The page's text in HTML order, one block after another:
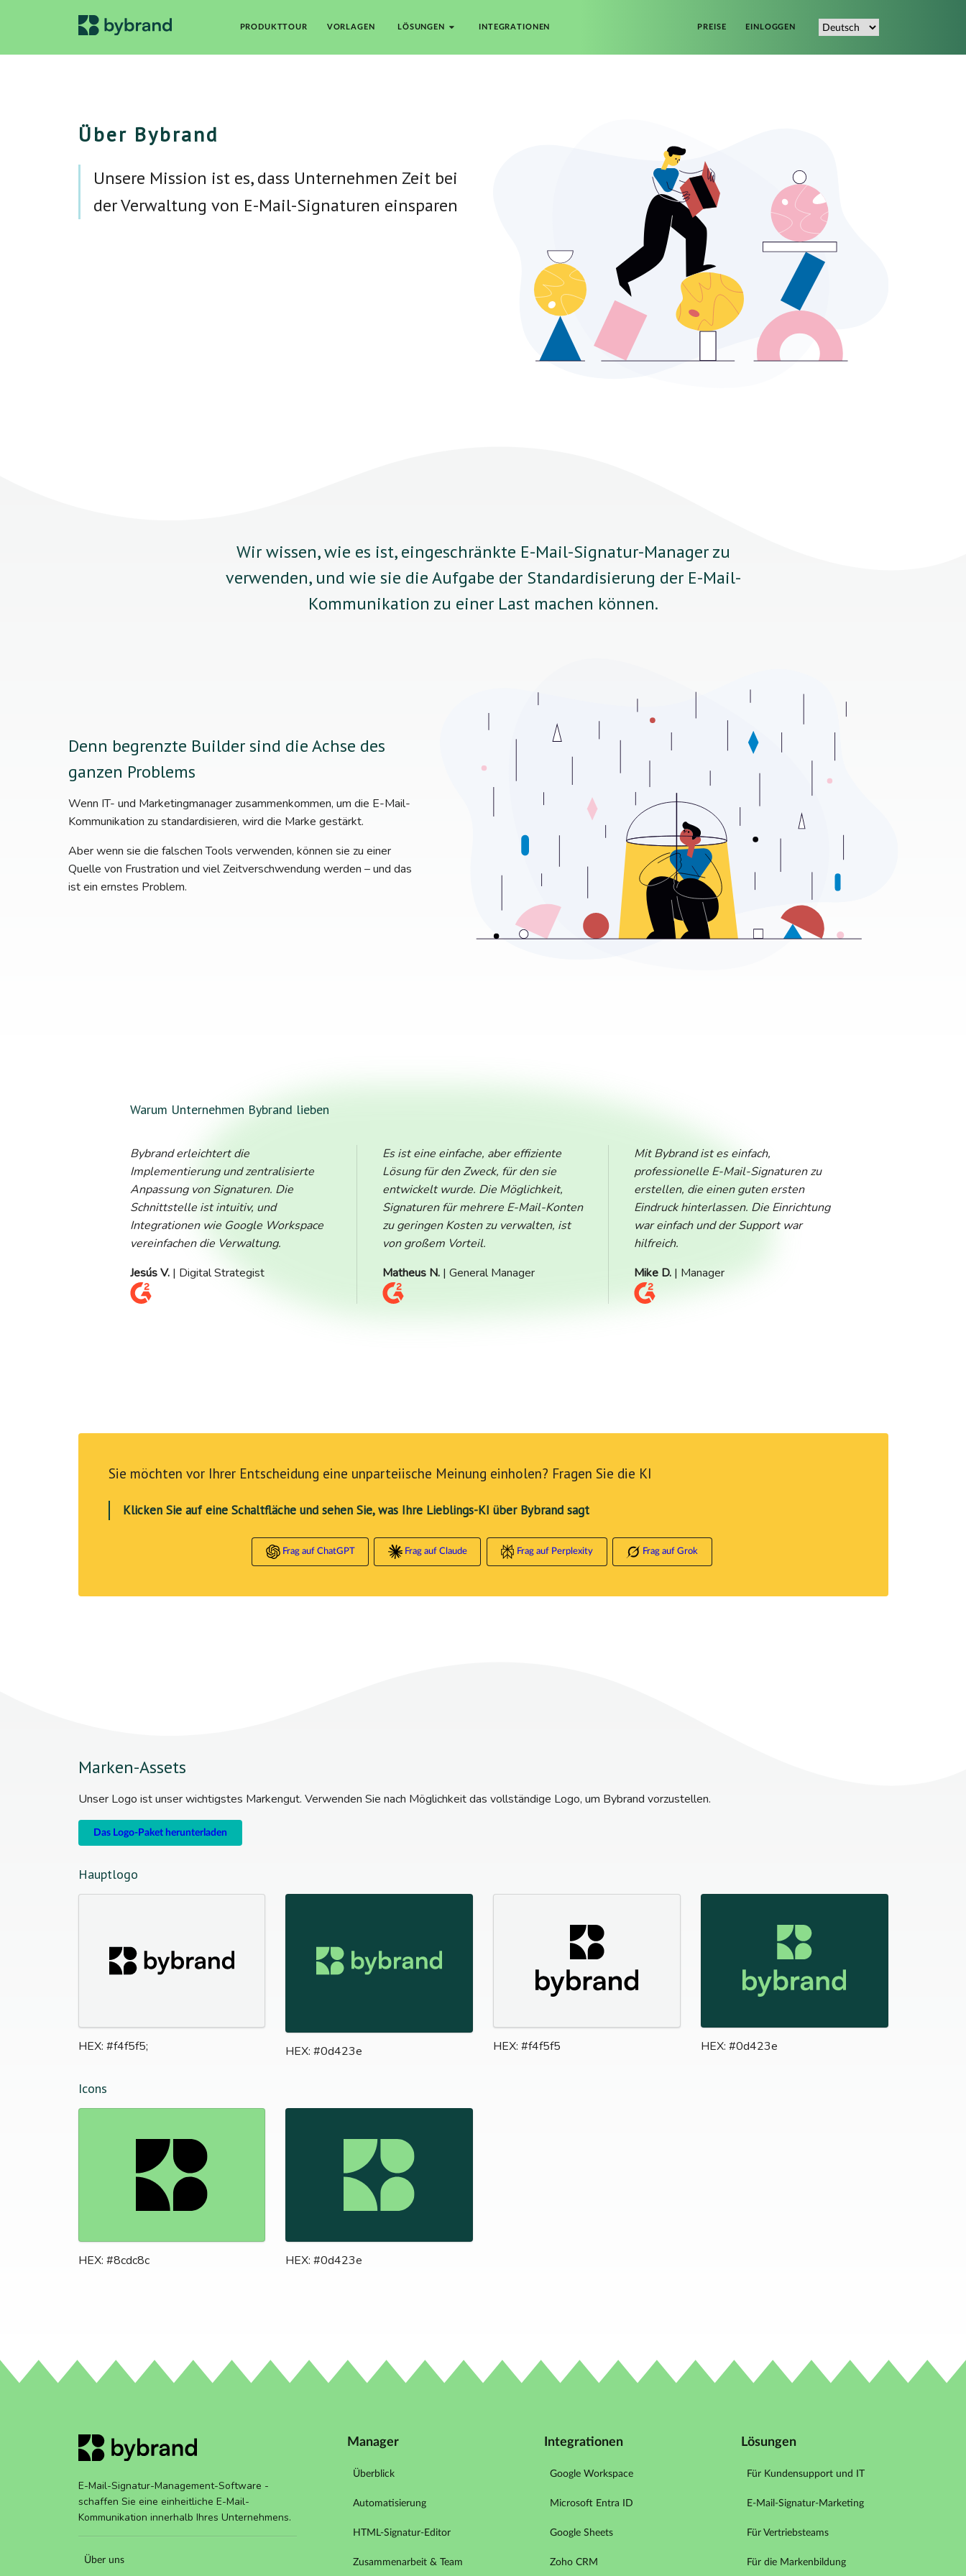
PRODUKTTOUR VORLAGEN LÖSUNGEN INTEGRATIONEN PREISE EINLOGGEN
Über Bybrand
Unsere Mission ist es, dass Unternehmen Zeit bei
der Verwaltung von E-Mail-Signaturen einsparen
Wir wissen, wie es ist, eingeschränkte E-Mail-Signatur-Manager zu
verwenden, und wie sie die Aufgabe der Standardisierung der E-Mail-
Kommunikation zu einer Last machen können.
Denn begrenzte Builder sind die Achse des
ganzen Problems
Wenn IT- und Marketingmanager zusammenkommen, um die E-Mail-
Kommunikation zu standardisieren, wird die Marke gestärkt.
Aber wenn sie die falschen Tools verwenden, können sie zu einer
Quelle von Frustration und viel Zeitverschwendung werden – und das
ist ein ernstes Problem.
Warum Unternehmen Bybrand lieben
Bybrand erleichtert die
Implementierung und zentralisierte
Anpassung von Signaturen. Die
Schnittstelle ist intuitiv, und
Integrationen wie Google Workspace
vereinfachen die Verwaltung.
Jesús V.| Digital Strategist
Es ist eine einfache, aber effiziente
Lösung für den Zweck, für den sie
entwickelt wurde. Die Möglichkeit,
Signaturen für mehrere E-Mail-Konten
zu geringen Kosten zu verwalten, ist
von großem Vorteil.
Matheus N.| General Manager
Mit Bybrand ist es einfach,
professionelle E-Mail-Signaturen zu
erstellen, die einen guten ersten
Eindruck hinterlassen. Die Einrichtung
war einfach und der Support war
hilfreich.
Mike D. | Manager
Sie möchten vor Ihrer Entscheidung eine unparteiische Meinung einholen? Fragen Sie die KI
Klicken Sie auf eine Schaltfläche und sehen Sie, was Ihre Lieblings-KI über Bybrand sagt
Frag auf ChatGPT Frag auf Claude Frag auf Perplexity Frag auf Grok
Marken-Assets
Unser Logo ist unser wichtigstes Markengut. Verwenden Sie nach Möglichkeit das vollständige Logo, um Bybrand vorzustellen.
Das Logo-Paket herunterladen
Hauptlogo
HEX: #f4f5f5; HEX: #0d423e HEX: #f4f5f5 HEX: #0d423e
Icons
HEX: #8cdc8c HEX: #0d423e
E-Mail-Signatur-Management-Software -
schaffen Sie eine einheitliche E-Mail-
Kommunikation innerhalb Ihres Unternehmens.
Über uns
Manager
Überblick
Automatisierung
HTML-Signatur-Editor
Zusammenarbeit & Team
Integrationen
Google Workspace
Microsoft Entra ID
Google Sheets
Zoho CRM
Lösungen
Für Kundensupport und IT
E-Mail-Signatur-Marketing
Für Vertriebsteams
Für die Markenbildung